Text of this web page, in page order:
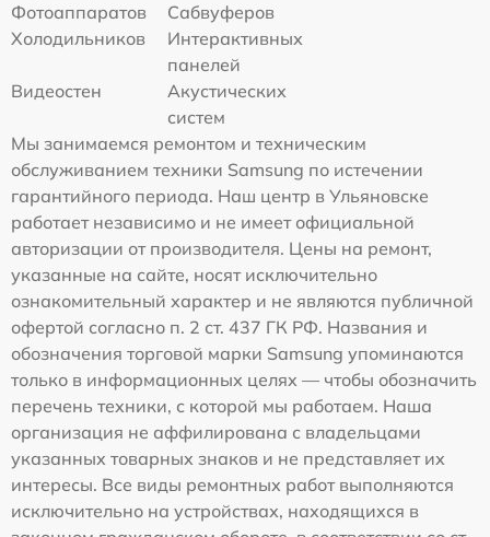
Фотоаппаратов
Сабвуферов
Холодильников
Интерактивных
панелей
Видеостен
Акустических
систем
Мы занимаемся ремонтом и техническим
обслуживанием техники Samsung по истечении
гарантийного периода. Наш центр в Ульяновске
работает независимо и не имеет официальной
авторизации от производителя. Цены на ремонт,
указанные на сайте, носят исключительно
ознакомительный характер и не являются публичной
офертой согласно п. 2 ст. 437 ГК РФ. Названия и
обозначения торговой марки Samsung упоминаются
только в информационных целях — чтобы обозначить
перечень техники, с которой мы работаем. Наша
организация не аффилирована с владельцами
указанных товарных знаков и не представляет их
интересы. Все виды ремонтных работ выполняются
исключительно на устройствах, находящихся в